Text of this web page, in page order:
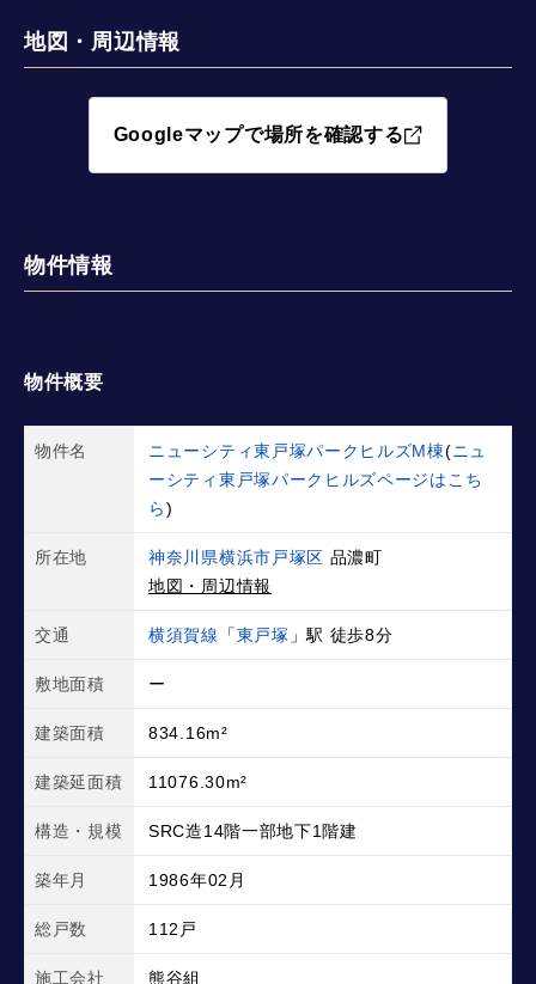
地図・周辺情報
Googleマップで場所を確認する
物件情報
物件概要
物件名 ニューシティ東戸塚パークヒルズM棟(ニュ
ーシティ東戸塚パークヒルズページはこち
ら)
所在地 神奈川県横浜市戸塚区 品濃町
地図・周辺情報
交通 横須賀線 「東戸塚 」駅 徒歩8分
敷地面積 ー
建築面積 834.16m²
建築延面積 11076.30m²
構造・規模 SRC造14階一部地下1階建
築年月 1986年02月
総戸数 112戸
施工会社 熊谷組